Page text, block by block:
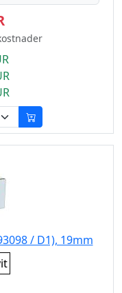
/ D1), 19mm